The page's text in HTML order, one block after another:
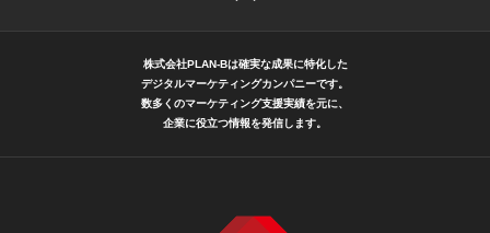
株式会社PLAN-Bは確実な成果に特化した
デジタルマーケティングカンパニーです。
数多くのマーケティング支援実績を元に、
企業に役立つ情報を発信します。